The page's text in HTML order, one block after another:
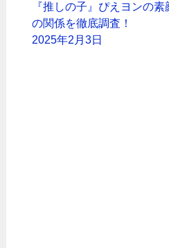
『推しの子』ぴえヨンの
の関係を徹底調査！
2025年2月3日